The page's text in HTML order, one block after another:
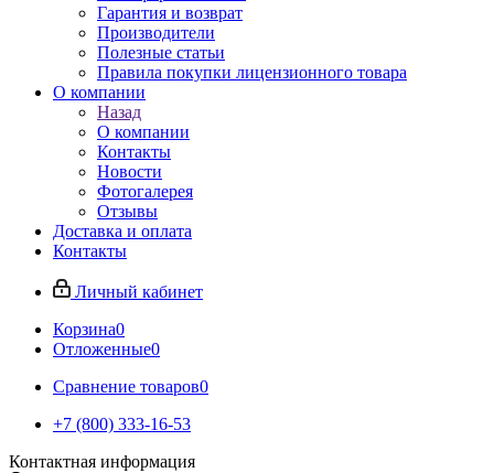
Гарантия и возврат
Производители
Полезные статьи
Правила покупки лицензионного товара
О компании
Назад
О компании
Контакты
Новости
Фотогалерея
Отзывы
Доставка и оплата
Контакты
Личный кабинет
Корзина0
Отложенные0
Сравнение товаров0
+7 (800) 333-16-53
Контактная информация